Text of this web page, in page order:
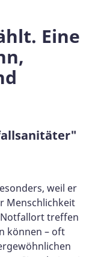
Eine
weil er
Menschlichkeit
treffen
können – oft